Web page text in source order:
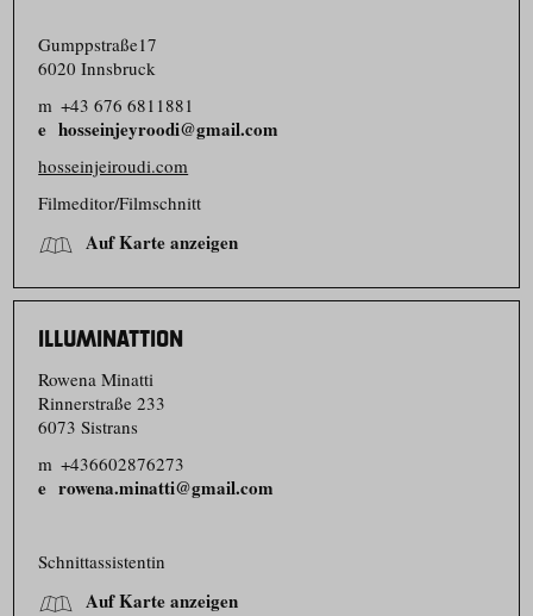
Gumppstraße17
6020 Innsbruck
m +43 676 6811881
hosseinjeyroodi@gmail.com
hosseinjeiroudi.com
Filmeditor/​Filmschnitt
Auf Karte anzeigen
ILLUMINATTION
Rowena Minatti
Rinnerstraße 233
6073 Sistrans
m +436602876273
rowena.minatti@gmail.com
Schnittas­sistentin
Auf Karte anzeigen